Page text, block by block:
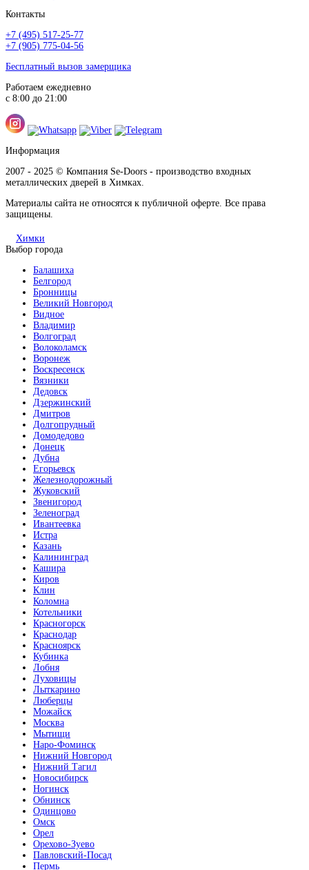
Контакты
+7 (495) 517-25-77
+7 (905) 775-04-56
Бесплатный вызов замерщика
Работаем ежедневно
с 8:00 до 21:00
Информация
2007 - 2025 © Компания Se-Doors - производство входных
металлических дверей в Химках.
Материалы сайта не относятся к публичной оферте. Все права
защищены.
Химки
Выбор города
Балашиха
Белгород
Бронницы
Великий Новгород
Видное
Владимир
Волгоград
Волоколамск
Воронеж
Воскресенск
Вязники
Дедовск
Дзержинский
Дмитров
Долгопрудный
Домодедово
Донецк
Дубна
Егорьевск
Железнодорожный
Жуковский
Звенигород
Зеленоград
Ивантеевка
Истра
Казань
Калининград
Кашира
Киров
Клин
Коломна
Котельники
Красногорск
Краснодар
Красноярск
Кубинка
Лобня
Луховицы
Лыткарино
Люберцы
Можайск
Москва
Мытищи
Наро-Фоминск
Нижний Новгород
Нижний Тагил
Новосибирск
Ногинск
Обнинск
Одинцово
Омск
Орел
Орехово-Зуево
Павловский-Посад
Пермь